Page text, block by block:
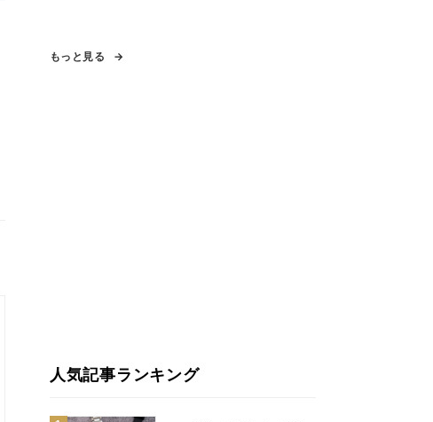
もっと見る
人気記事ランキング